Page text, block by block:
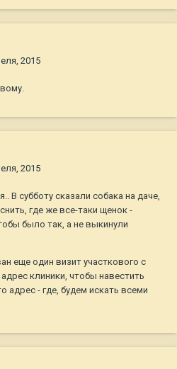
2015
2015
В субботу сказали собака на даче,
где же все-таки щенок -
было так, а не выкинули
еще один визит участкового с
клиники, чтобы навестить
адрес - где, будем искать всеми